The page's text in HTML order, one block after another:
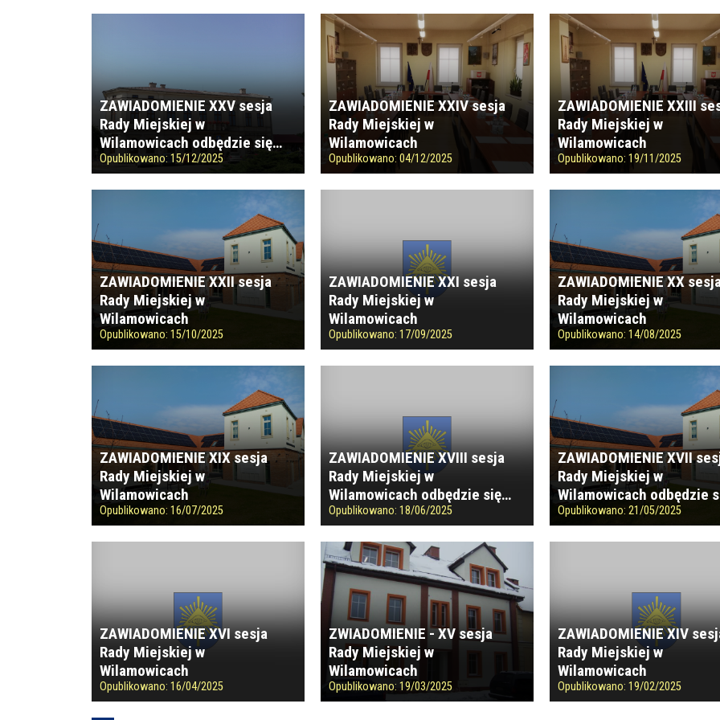
ZAWIADOMIENIE XXV sesja
Rady Miejskiej w
Wilamowicach odbędzie się…
Opublikowano: 15/12/2025
ZAWIADOMIENIE XXIV sesja
Rady Miejskiej w
Wilamowicach
Opublikowano:04/12/2025
ZAWIADOMIENIE XXIII
Rady Miejskiej w
Wilamowicach
Opublikowano:19/11/2025
ZAWIADOMIENIE XXII sesja
Rady Miejskiej w
Wilamowicach
Opublikowano: 15/10/2025
ZAWIADOMIENIE XXI sesja
Rady Miejskiej w
Wilamowicach
Opublikowano:17/09/2025
ZAWIADOMIENIE XX
Rady Miejskiej w
Wilamowicach
Opublikowano:14/08/2025
ZAWIADOMIENIE XIX sesja
Rady Miejskiej w
Wilamowicach
Opublikowano: 16/07/2025
ZAWIADOMIENIE XVIII sesja
Rady Miejskiej w
Wilamowicach odbędzie się…
Opublikowano:18/06/2025
ZAWIADOMIENIE XVII
Rady Miejskiej w
Wilamowicach odbędzie
Opublikowano:21/05/2025
ZAWIADOMIENIE XVI sesja
Rady Miejskiej w
Wilamowicach
Opublikowano: 16/04/2025
ZWIADOMIENIE - XV sesja
Rady Miejskiej w
Wilamowicach
Opublikowano:19/03/2025
ZAWIADOMIENIE XIV
Rady Miejskiej w
Wilamowicach
Opublikowano:19/02/2025